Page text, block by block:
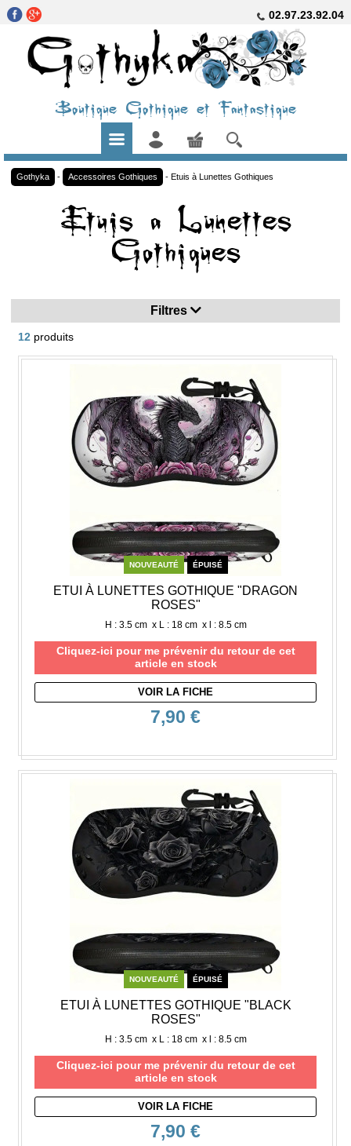
02.97.23.92.04
Boutique Gothique et Fantastique
Gothyka - Accessoires Gothiques - Etuis à Lunettes Gothiques
Etuis a Lunettes
Gothiques
Filtres
12 produits
NOUVEAUTÉ ÉPUISÉ
ETUI À LUNETTES GOTHIQUE "DRAGON
ROSES"
H : 3.5 cm x L : 18 cm x l : 8.5 cm
Cliquez-ici pour me prévenir du retour de cet
article en stock
VOIR LA FICHE
7,90 €
NOUVEAUTÉ ÉPUISÉ
ETUI À LUNETTES GOTHIQUE "BLACK
ROSES"
H : 3.5 cm x L : 18 cm x l : 8.5 cm
Cliquez-ici pour me prévenir du retour de cet
article en stock
VOIR LA FICHE
7,90 €